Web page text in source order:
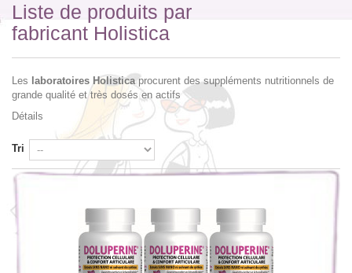
Liste de produits par
fabricant Holistica
Les laboratoires Holisticaprocurent des suppléments nutritionnels de
grande qualité et très dosés en actifs
Détails
Tri